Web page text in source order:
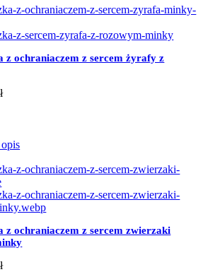
z ochraniaczem z sercem żyrafy z
Zakres
do
z ochraniaczem z sercem zwierzaki
Zakres